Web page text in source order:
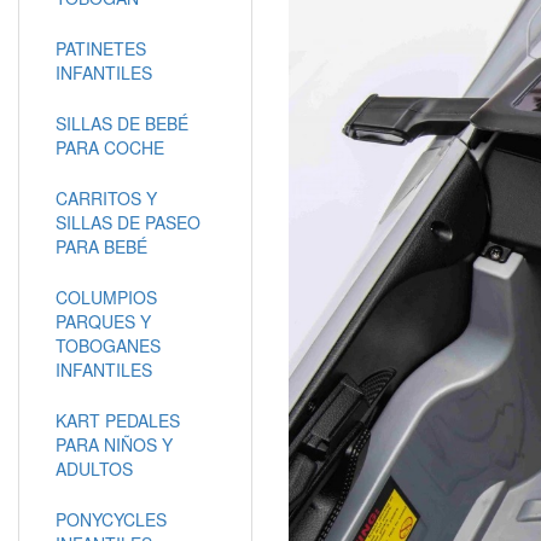
PATINETES
INFANTILES
SILLAS DE BEBÉ
PARA COCHE
CARRITOS Y
SILLAS DE PASEO
PARA BEBÉ
COLUMPIOS
PARQUES Y
TOBOGANES
INFANTILES
KART PEDALES
PARA NIÑOS Y
ADULTOS
PONYCYCLES